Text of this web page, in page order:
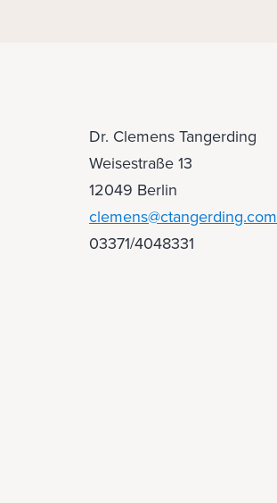
Dr. Clemens Tangerding
Weisestraße 13
12049 Berlin
clemens@ctangerding.com
03371/4048331